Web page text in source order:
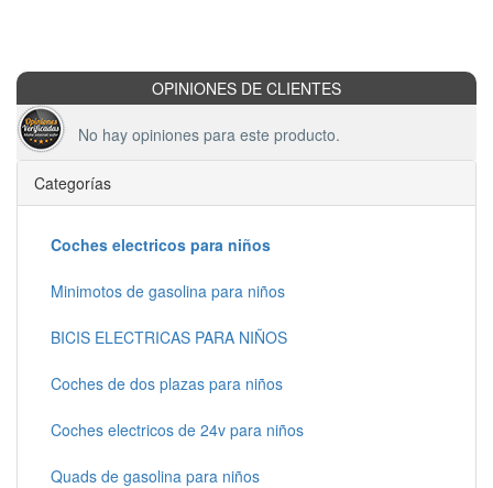
OPINIONES DE CLIENTES
No hay opiniones para este producto.
Categorías
Coches electricos para niños
Minimotos de gasolina para niños
BICIS ELECTRICAS PARA NIÑOS
Coches de dos plazas para niños
Coches electricos de 24v para niños
Quads de gasolina para niños